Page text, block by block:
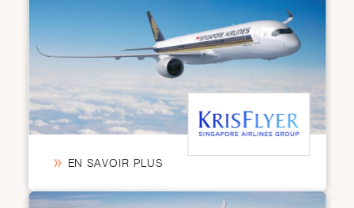
EN SAVOIR PLUS